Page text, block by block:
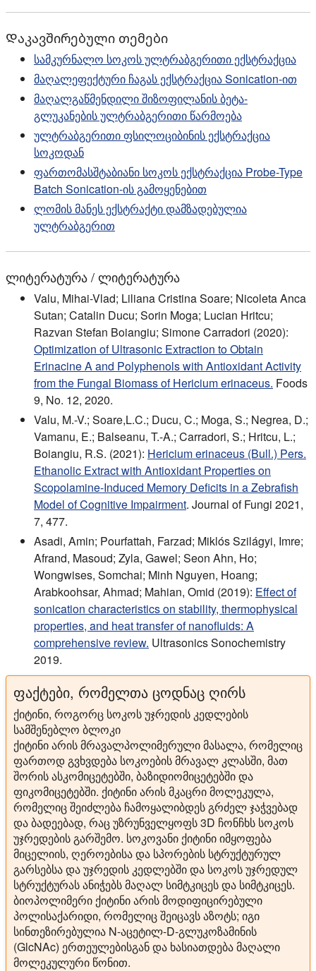
Დაკავშირებული თემები
სამკურნალო სოკოს ულტრაბგერითი ექსტრაქცია
მაღალეფექტური ჩაგას ექსტრაქცია Sonication-ით
მაღალგაწმენდილი შიზოფილანის ბეტა-
გლუკანების ულტრაბგერითი წარმოება
ულტრაბგერითი ფსილოციბინის ექსტრაქცია
სოკოდან
ფართომასშტაბიანი სოკოს ექსტრაქცია Probe-Type
Batch Sonication-ის გამოყენებით
ლომის მანეს ექსტრაქტი დამზადებულია
ულტრაბგერით
ლიტერატურა / ლიტერატურა
Valu, Mihai-Vlad; Liliana Cristina Soare; Nicoleta Anca
Sutan; Catalin Ducu; Sorin Moga; Lucian Hritcu;
Razvan Stefan Boiangiu; Simone Carradori (2020):
Optimization of Ultrasonic Extraction to Obtain
Erinacine A and Polyphenols with Antioxidant Activity
from the Fungal Biomass of Hericium erinaceus. Foods
9, No. 12, 2020.
Valu, M.-V.; Soare,L.C.; Ducu, C.; Moga, S.; Negrea, D.;
Vamanu, E.; Balseanu, T.-A.; Carradori, S.; Hritcu, L.;
Boiangiu, R.S. (2021): Hericium erinaceus (Bull.) Pers.
Ethanolic Extract with Antioxidant Properties on
Scopolamine-Induced Memory Deficits in a Zebrafish
Model of Cognitive Impairment. Journal of Fungi 2021,
7, 477.
Asadi, Amin; Pourfattah, Farzad; Miklós Szilágyi, Imre;
Afrand, Masoud; Zyla, Gawel; Seon Ahn, Ho;
Wongwises, Somchai; Minh Nguyen, Hoang;
Arabkoohsar, Ahmad; Mahian, Omid (2019): Effect of
sonication characteristics on stability, thermophysical
properties, and heat transfer of nanofluids: A
comprehensive review. Ultrasonics Sonochemistry
2019.
ფაქტები, რომელთა ცოდნაც ღირს
ქიტინი, როგორც სოკოს უჯრედის კედლების
სამშენებლო ბლოკი
ქიტინი არის მრავალპოლიმერული მასალა, რომელიც
ფართოდ გვხვდება სოკოების მრავალ კლასში, მათ
შორის ასკომიცეტებში, ბაზიდიომიცეტებში და
ფიკომიცეტებში. ქიტინი არის მკაცრი მოლეკულა,
რომელიც შეიძლება ჩამოყალიბდეს გრძელ ჯაჭვებად
და ბადეებად, რაც უზრუნველყოფს 3D ჩონჩხს სოკოს
უჯრედების გარშემო. სოკოვანი ქიტინი იმყოფება
მიცელიის, ღეროებისა და სპორების სტრუქტურულ
გარსებსა და უჯრედის კედლებში და სოკოს უჯრედულ
სტრუქტურას ანიჭებს მაღალ სიმტკიცეს და სიმტკიცეს.
ბიოპოლიმერი ქიტინი არის მოდიფიცირებული
პოლისაქარიდი, რომელიც შეიცავს აზოტს; იგი
სინთეზირებულია N-აცეტილ-D-გლუკოზამინის
(GlcNAc) ერთეულებისგან და ხასიათდება მაღალი
მოლეკულური წონით.